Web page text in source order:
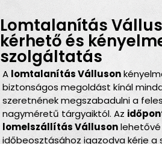
Lomtalanítás
kérhető és
szolgáltatás
A lomtalanítás Válluson
biztonságos megoldást kínál
szeretnének megszabadulni a
nagyméretű tárgyaiktól. Az
lomelszállítás Vállusonlehetővé
időbeosztásához igazodva kérje